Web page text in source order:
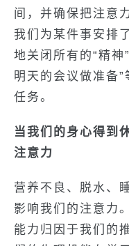
间，并确保把注意
我们为某件事安排
地关闭所有的“精神
明天的会议做准备
任务。
当我们的身心得到
注意力
营养不良、脱水、
影响我们的注意力
能力归因于我们的